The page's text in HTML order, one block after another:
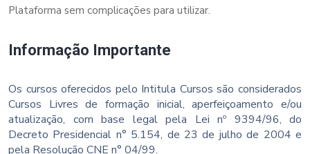
Plataforma sem complicações para utilizar.
Informação Importante
Os cursos oferecidos pelo Intitula Cursos são considerados
Cursos Livres de formação inicial, aperfeiçoamento e/ou
atualização, com base legal pela Lei nº 9394/96, do
Decreto Presidencial n° 5.154, de 23 de julho de 2004 e
pela Resolução CNE n° 04/99.